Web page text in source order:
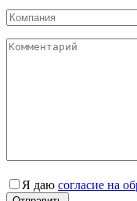
Я даю согласие на